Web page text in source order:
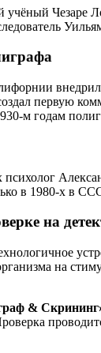
учёный Чезаре
внедрил
первую
м годам
в 1980-х в
на
на
&